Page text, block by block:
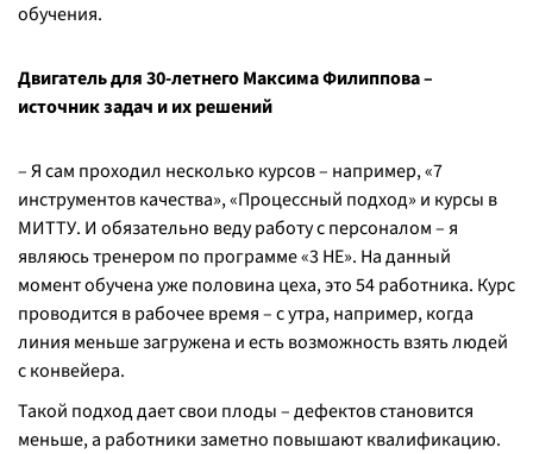
обучения.
Двигатель для 30-летнего Максима Филиппова –
источник задач и их решений
– Я сам проходил несколько курсов – например, «7
инструментов качества», «Процессный подход» и курсы в
МИТТУ. И обязательно веду работу с персоналом – я
являюсь тренером по программе «3 НЕ». На данный
момент обучена уже половина цеха, это 54 работника. Курс
проводится в рабочее время – с утра, например, когда
линия меньше загружена и есть возможность взять людей
с конвейера.
Такой подход дает свои плоды – дефектов становится
меньше, а работники заметно повышают квалификацию.